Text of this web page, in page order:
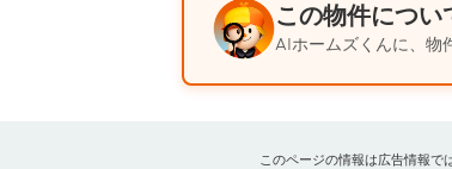
この物件につ
AIホームズくんに、物
このページの情報は広告情報